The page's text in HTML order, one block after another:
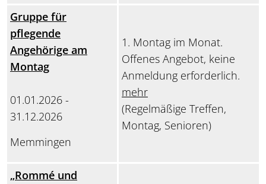
Gruppe für
pflegende
Angehörige am
Montag
01.01.2026 -
31.12.2026
Memmingen
1. Montag im Monat.
Offenes Angebot, keine
Anmeldung erforderlich.
mehr
(Regelmäßige Treffen,
Montag, Senioren)
„Rommé und